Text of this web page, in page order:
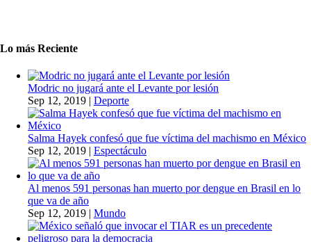
Lo más Reciente
Modric no jugará ante el Levante por lesión
Sep 12, 2019 | Deporte
Salma Hayek confesó que fue víctima del machismo en México
Sep 12, 2019 | Espectáculo
Al menos 591 personas han muerto por dengue en Brasil en lo
que va de año
Sep 12, 2019 | Mundo